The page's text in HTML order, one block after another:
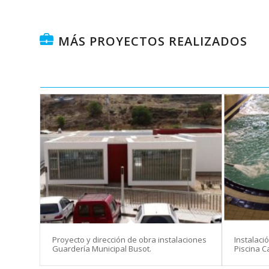
MÁS PROYECTOS REALIZADOS
Proyecto y dirección de obra instalaciones
Guardería Municipal Busot.
Piscina